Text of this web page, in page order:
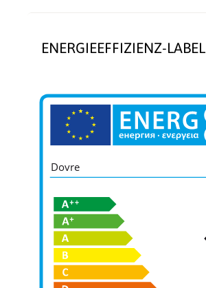
ENERGIEEFFIZIENZ-LABEL
Dovre